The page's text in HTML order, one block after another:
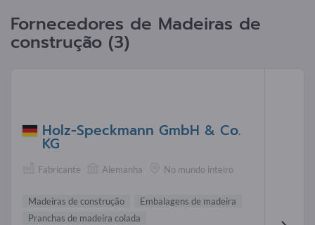
Fornecedores de Madeiras de
construção (3)
Holz-Speckmann GmbH & Co.
KG
Fabricante Alemanha No mundo inteiro
Madeiras de construção
Embalagens de madeira
Pranchas de madeira colada